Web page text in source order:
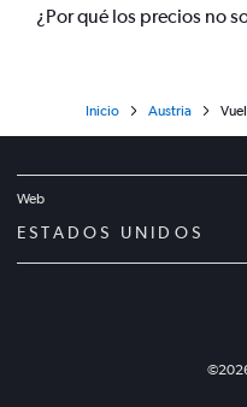
¿Por qué los precios no
Inicio Austria
Web
ESTADOS UNIDOS
©